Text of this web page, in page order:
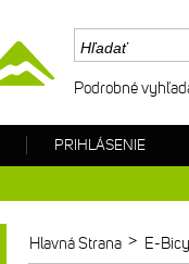
Hlavná Strana > E-
Podrobné
PRIHLÁSENIE